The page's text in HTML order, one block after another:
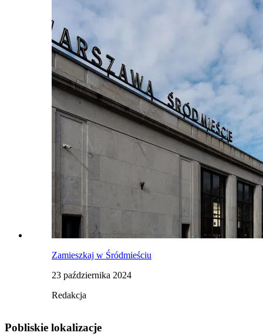
Zamieszkaj w Śródmieściu
23 października 2024
Redakcja
Pobliskie lokalizacje